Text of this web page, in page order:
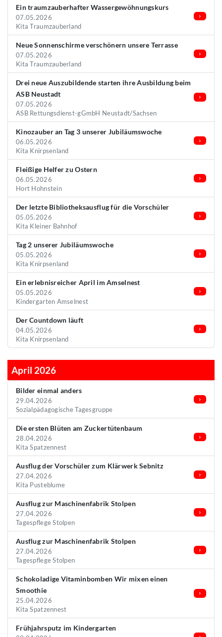
Ein traumzauberhafter Wassergewöhnungskurs
07.05.2026
Kita Traumzauberland
Neue Sonnenschirme verschönern unsere Terrasse
07.05.2026
Kita Traumzauberland
Drei neue Auszubildende starten ihre Ausbildung beim
ASB Neustadt
07.05.2026
ASB Rettungsdienst-gGmbH Neustadt/Sachsen
Kinozauber an Tag 3 unserer Jubiläumswoche
06.05.2026
Kita Knirpsenland
Fleißige Helfer zu Ostern
06.05.2026
Hort Hohnstein
Der letzte Bibliotheksausflug für die Vorschüler
05.05.2026
Kita Kleiner Bahnhof
Tag 2 unserer Jubiläumswoche
05.05.2026
Kita Knirpsenland
Ein erlebnisreicher April im Amselnest
05.05.2026
Kindergarten Amselnest
Der Countdown läuft
04.05.2026
Kita Knirpsenland
April 2026
Bilder einmal anders
29.04.2026
Sozialpädagogische Tagesgruppe
Die ersten Blüten am Zuckertütenbaum
28.04.2026
Kita Spatzennest
Ausflug der Vorschüler zum Klärwerk Sebnitz
27.04.2026
Kita Pusteblume
Ausflug zur Maschinenfabrik Stolpen
27.04.2026
Tagespflege Stolpen
Ausflug zur Maschinenfabrik Stolpen
27.04.2026
Tagespflege Stolpen
Schokoladige Vitaminbomben Wir mixen einen
Smoothie
25.04.2026
Kita Spatzennest
Frühjahrsputz im Kindergarten